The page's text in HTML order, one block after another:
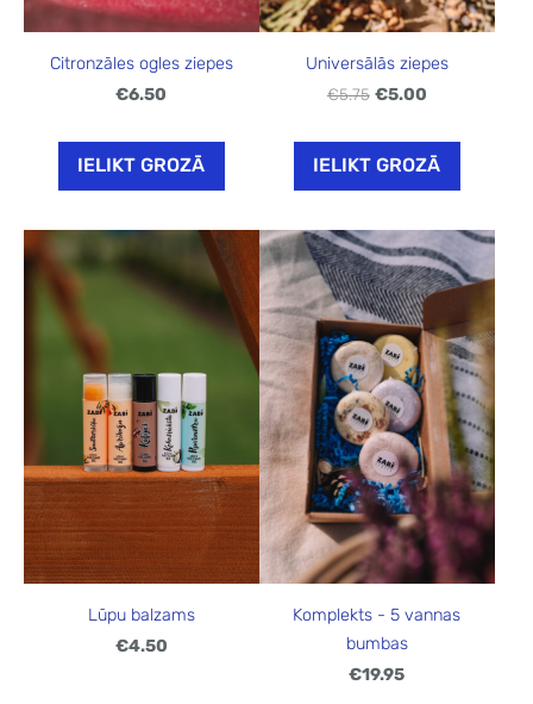
Citronzāles ogles ziepes
€6.50
IELIKT GROZĀ
Universālās ziepes
€5.75 €5.00
IELIKT GROZĀ
Lūpu balzams
€4.50
Komplekts - 5 vannas
bumbas
€19.95